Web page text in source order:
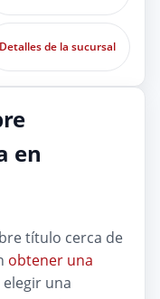
Detalles de la sucursal
en
título cerca de
obtener una
una